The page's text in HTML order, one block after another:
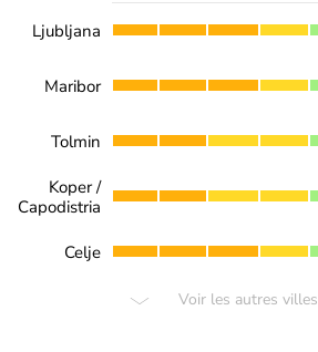
Ljubljana
Maribor
Tolmin
Koper /
Capodistria
Celje
Voir les autres villes